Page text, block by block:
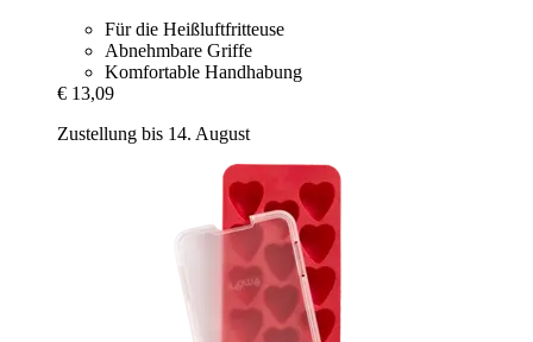
Für die Heißluftfritteuse
Abnehmbare Griffe
Komfortable Handhabung
€ 13,09
Zustellung bis 14. August